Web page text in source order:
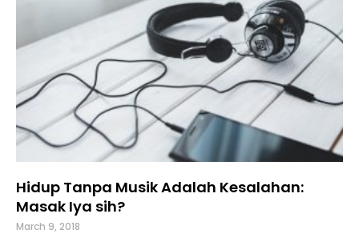
Hidup Tanpa Musik Adalah Kesalahan:
Masak Iya sih?
March 9, 2018